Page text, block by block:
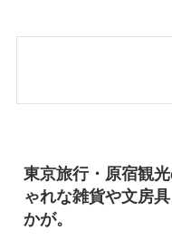
東京旅行・原宿観
ゃれな雑貨や文房
かが。